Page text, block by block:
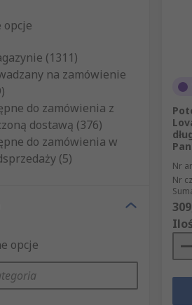
opcje
(1311)
na zamówienie
do zamówienia z
dostawą (376)
do zamówienia w
(5)
opcje
Nr
Nr